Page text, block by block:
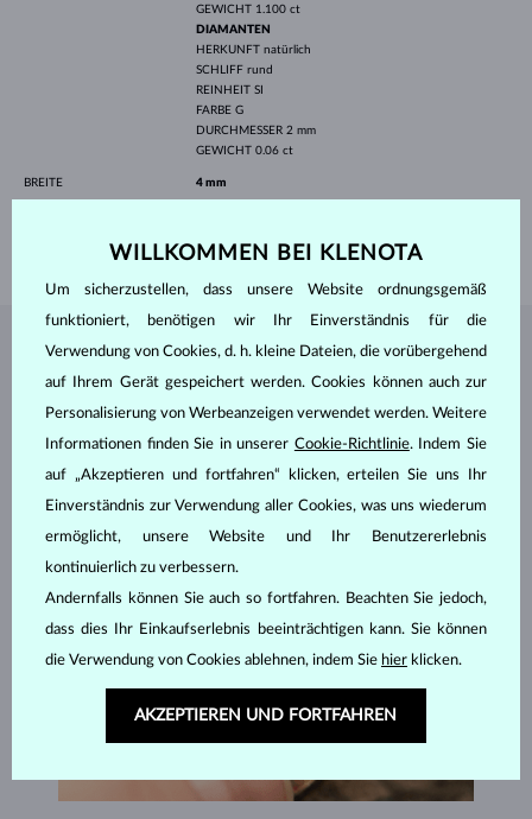
GEWICHT 1.100 ct
DIAMANTEN
HERKUNFT natürlich
SCHLIFF rund
REINHEIT SI
FARBE G
DURCHMESSER 2 mm
GEWICHT 0.06 ct
BREITE 4 mm
1.60 g
SCHMUCK AUS DEMKLENOTA ATELIER
WILLKOMMEN BEI KLENOTA
Um sicherzustellen, dass unsere Website ordnungsgemäß
funktioniert, benötigen wir Ihr Einverständnis für die
Verwendung von Cookies, d. h. kleine Dateien, die vorübergehend
auf Ihrem Gerät gespeichert werden. Cookies können auch zur
Personalisierung von Werbeanzeigen verwendet werden. Weitere
Informationen finden Sie in unserer Cookie-Richtlinie. Indem Sie
auf „Akzeptieren und fortfahren“ klicken, erteilen Sie uns Ihr
Einverständnis zur Verwendung aller Cookies, was uns wiederum
ermöglicht, unsere Website und Ihr Benutzererlebnis
kontinuierlich zu verbessern.
Andernfalls können Sie auch so fortfahren. Beachten Sie jedoch,
dass dies Ihr Einkaufserlebnis beeinträchtigen kann. Sie können
die Verwendung von Cookies ablehnen, indem Sie hier klicken.
AKZEPTIEREN UND FORTFAHREN